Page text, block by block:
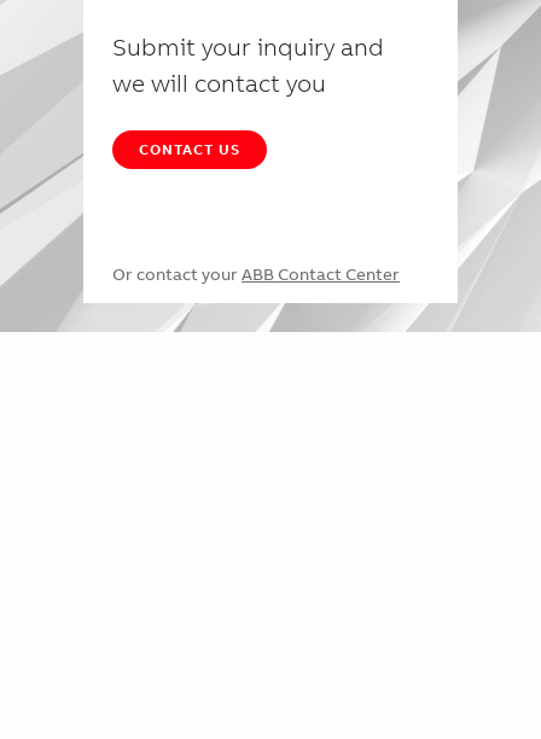
Submit your inquiry and
we will contact you
CONTACT US
Or contact your ABB Contact Center